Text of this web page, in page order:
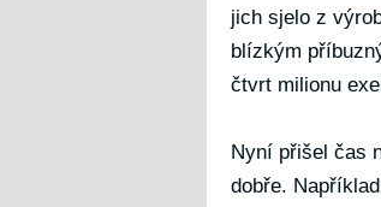
jich sjelo z
blízkým
čtvrt milionu
Nyní přišel čas
dobře.